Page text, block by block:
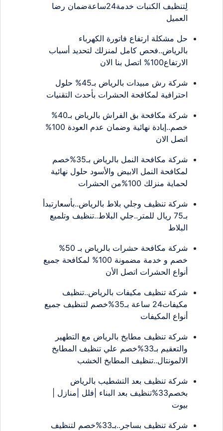
لِتنظيف الكنبات خدمة24ساعةضمان رضا
العميل
حل مشكلة ارتفاع فاتورة الكهرباء
بالرياض..فحص كامل لمنزلك لتحديد أسباب
الارتفاع100% اتصل بنا الان
شركة رش مبيدات بالرياض بـ45% حلول
احترافية لمكافحة الحشرات بأحدث التقنيات
شركة مكافحة بق الفراش بالرياض بـ40%
خصم..إبادة نهائية وضمان عدم العودة 100%
اتصل الان
شركة مكافحة النمل بالرياض بـ35%خصم
لمكافحة النمل الابيض والأسود حلول نهائية
لحماية منزلك 100%من الحشرات
شركة تنظيف وجلي بلاط بالرياض..بأسعارتبدأ
بـ75 ريال للمتر..جلي البلاط..تنظيف وتلميع
البلاط
شركة مكافحة حشرات بالرياض بـ 50%
خصم و خدمة مضمونة 100% لمكافحة جميع
أنواع الحشرات اتصل الأن
شركة تنظيف مكيفات بالرياض..تنظيف
مكيفات24 ساعة بـ35%خصم لتنظيف جميع
أنواع المكيفات
شركة تنظيف مطابخ بالرياض مع التطهير
والتعقيم بـ33%خصم علي تنظيف المطابخ
الالمونتال..تنظيف المطابخ الخشب
شركة تنظيف بعد التشطيب بالرياض
بخصم33%تنظيف بعد البناء |فلل |منازل |
بيوت
شركة تنظيف بساجر..بـ33%خصم لتنظيف